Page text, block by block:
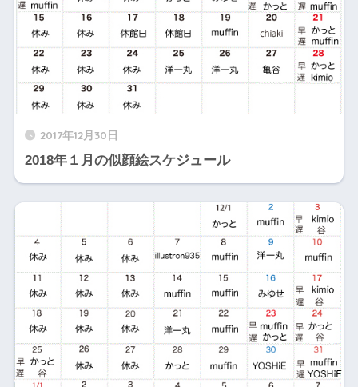
2017年12月30日
2018年１月の似顔絵スケジュール